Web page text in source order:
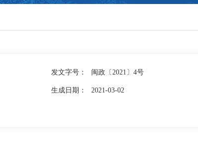
发文字号： 闽政〔2021〕4号
生成日期： 2021-03-02